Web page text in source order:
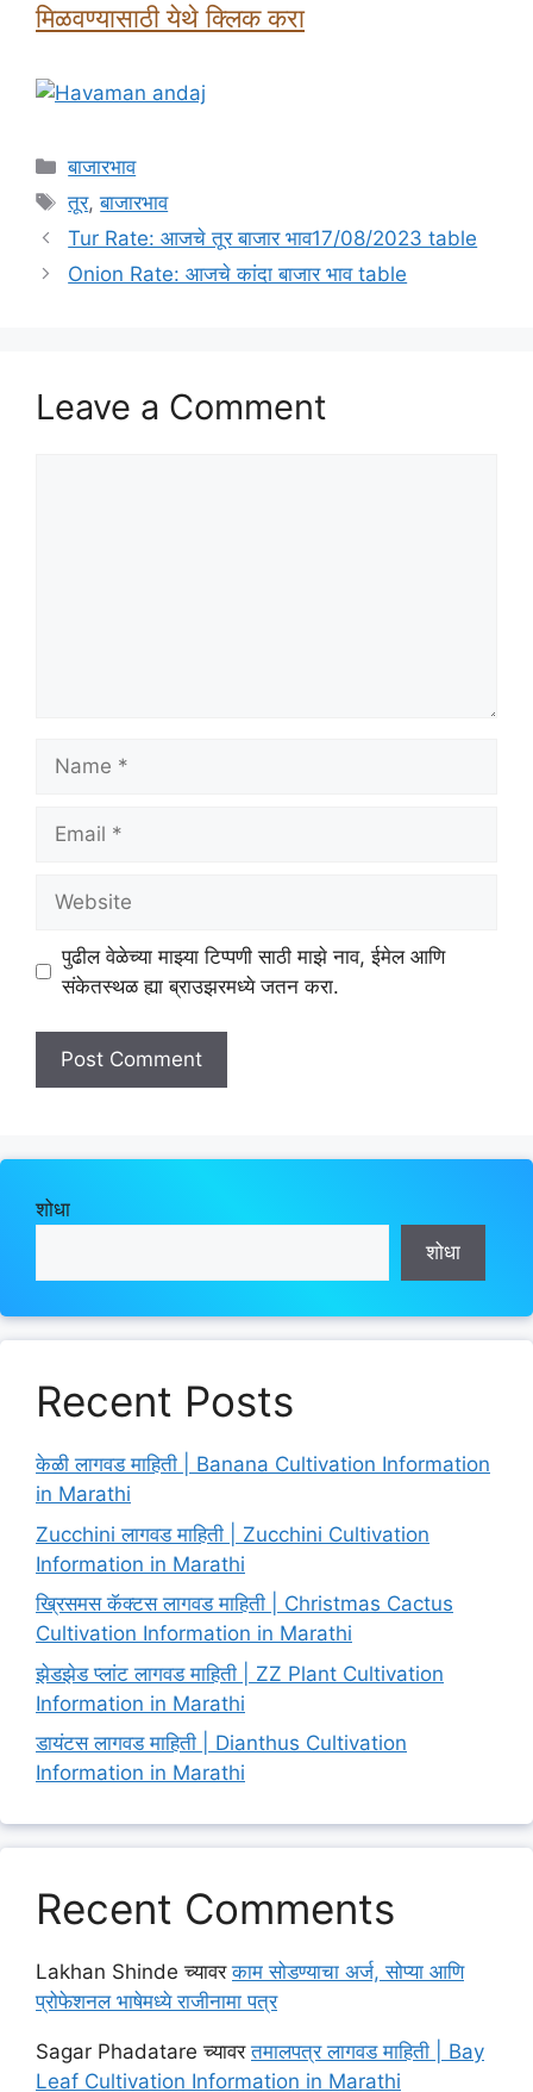
मिळवण्यासाठी येथे क्लिक करा
Categories
बाजारभाव
Tags
तूर,बाजारभाव
Tur Rate: आजचे तूर बाजार भाव17/08/2023 table
Onion Rate: आजचे कांदा बाजार भाव table
Leave a Comment
पुढील वेळेच्या माझ्या टिप्पणी साठी माझे नाव, ईमेल आणि
संकेतस्थळ ह्या ब्राउझरमध्ये जतन करा.
शोधा
शोधा
Recent Posts
केळी लागवड माहिती | Banana Cultivation Information
in Marathi
Zucchini लागवड माहिती | Zucchini Cultivation
Information in Marathi
ख्रिसमस कॅक्टस लागवड माहिती | Christmas Cactus
Cultivation Information in Marathi
झेडझेड प्लांट लागवड माहिती | ZZ Plant Cultivation
Information in Marathi
डायंटस लागवड माहिती | Dianthus Cultivation
Information in Marathi
Recent Comments
Lakhan Shinde च्यावरकाम सोडण्याचा अर्ज, सोप्या आणि
प्रोफेशनल भाषेमध्ये राजीनामा पत्र
Sagar Phadatare च्यावरतमालपत्र लागवड माहिती | Bay
Leaf Cultivation Information in Marathi